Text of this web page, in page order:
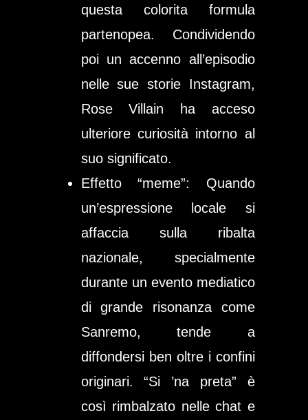
questa colorita formula
partenopea. Condividendo
poi un accenno all’episodio
nelle sue storie Instagram,
Rose Villain ha acceso
ulteriore curiosità intorno al
suo significato.
Effetto “meme”: Quando
un’espressione locale si
affaccia sulla ribalta
nazionale, specialmente
durante un evento mediatico
di grande risonanza come
Sanremo, tende a
diffondersi ben oltre i confini
originari. “Si ’na preta” è
così rimbalzato nelle chat e